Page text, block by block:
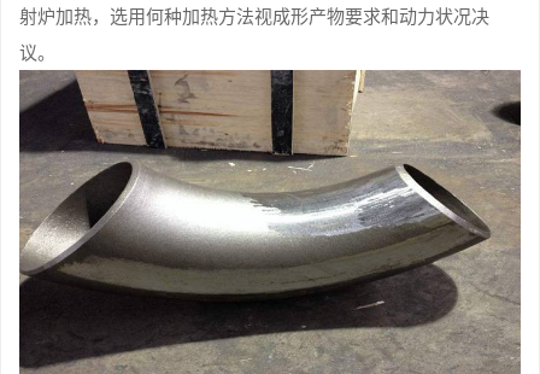
射炉加热，选用何种加热方法视成形产物要求和动力状况决
议。